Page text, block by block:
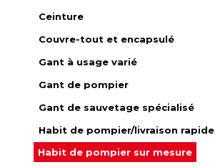
Ceinture
Couvre-tout et encapsulé
Gant à usage varié
Gant de pompier
Gant de sauvetage spécialisé
Habit de pompier/livraison rapide
Habit de pompier sur mesure